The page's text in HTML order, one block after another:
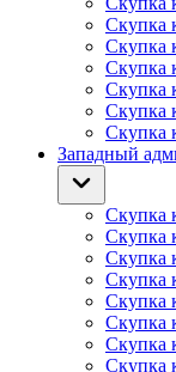
Скупка
Скупка
Скупка
Скупка
Скупка
Скупка
Западный
Скупка
Скупка
Скупка
Скупка
Скупка
Скупка
Скупка
Скупка